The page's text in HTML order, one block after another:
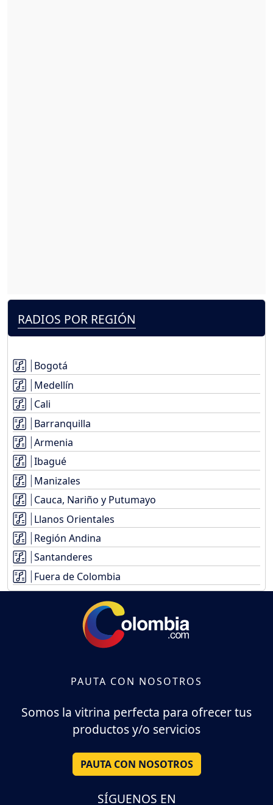
RADIOS POR REGIÓN
Bogotá
Medellín
Cali
Barranquilla
Armenia
Ibagué
Manizales
Cauca, Nariño y Putumayo
Llanos Orientales
Región Andina
Santanderes
Fuera de Colombia
PAUTA CON NOSOTROS
Somos la vitrina perfecta para ofrecer tus
productos y/o servicios
PAUTA CON NOSOTROS
SÍGUENOS EN